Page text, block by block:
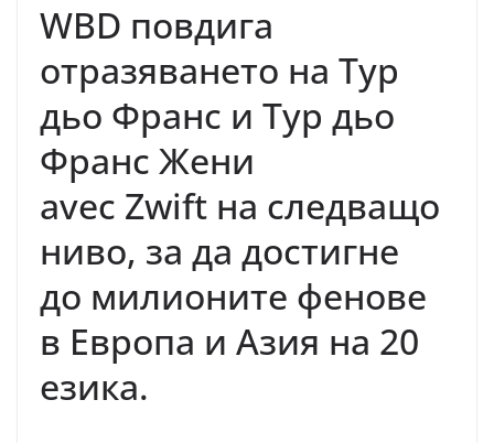
WBD повдига
отразяването на Тур
дьо Франс и Тур дьо
Франс Жени
avec Zwift на следващо
ниво, за да достигне
до милионите фенове
в Европа и Азия на 20
езика.